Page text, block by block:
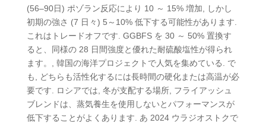
(56–90日) ポゾラン反応により 10 ～ 15% 増加, しかし
初期の強さ (7 日々) 5～10% 低下する可能性があります.
これはトレードオフです. GGBFS を 30 ～ 50% 置換す
ると、同様の 28 日間強度と優れた耐硫酸塩性が得られ
ます。, 韓国の海洋プロジェクトで人気を集めている. で
も, どちらも活性化するには長時間の硬化または高温が必
要です. ロシアでは, 冬が支配する場所, フライアッシュ
ブレンドは、蒸気養生を使用しないとパフォーマンスが
低下することがよくあります. あ 2024 ウラジオストクで